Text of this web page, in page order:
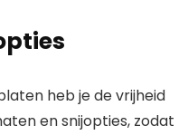
heb je de vrijheid
en snijopties, zodat